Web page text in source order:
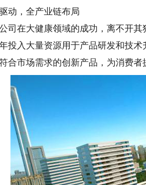
，全产业链布局
在大健康领域的成功，离不开其
投入大量资源用于产品研发和技
合市场需求的创新产品，为消费者